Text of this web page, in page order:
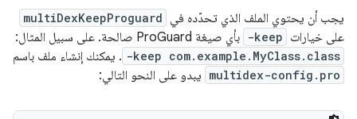
يجب أن يحتوي الملف الذي تحدّده في multiDexKeepProguard
على خيارات -keep بأي صيغة ProGuard صالحة. على سبيل المثال:
-keep com.example.MyClass.class . يمكنك إنشاء ملف باسم
multidex-config.pro يبدو على النحو التالي: